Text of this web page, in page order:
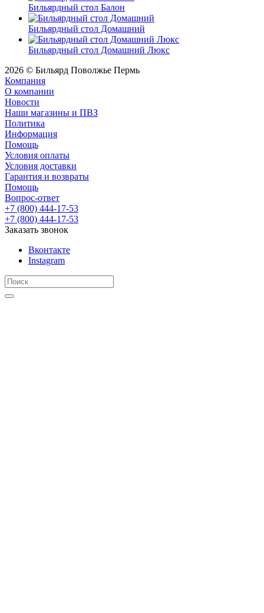
Бильярдный стол Балон
Бильярдный стол Домашний
Бильярдный стол Домашний Люкс
2026 © Бильярд Поволжье Пермь
Компания
О компании
Новости
Наши магазины и ПВЗ
Политика
Информация
Помощь
Условия оплаты
Условия доставки
Гарантия и возвраты
Помощь
Вопрос-ответ
+7 (800) 444-17-53
+7 (800) 444-17-53
Заказать звонок
Вконтакте
Instagram